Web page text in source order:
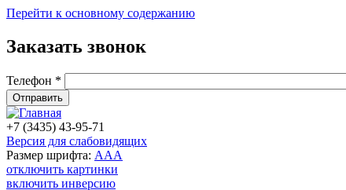
Перейти к основному содержанию
Заказать звонок
Телефон *
+7 (3435) 43-95-71
Версия для слабовидящих
Размер шрифта: AAA
отключить картинки
включить инверсию